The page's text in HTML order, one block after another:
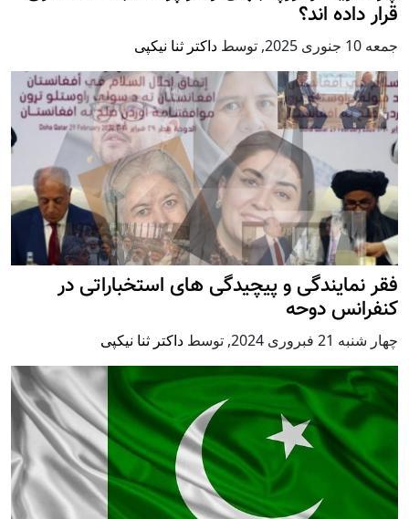
قرار داده اند؟
جمعه 10 جنوری 2025 , توسط داکتر ثنا نیکپی
فقر نمایندگی و پیچیدگی های استخباراتی در
کنفرانس دوحه
چهار شنبه 21 فبروری 2024 , توسط داکتر ثنا نیکپی